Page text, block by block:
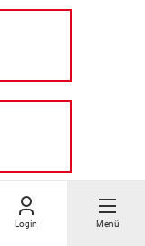
Login Menü